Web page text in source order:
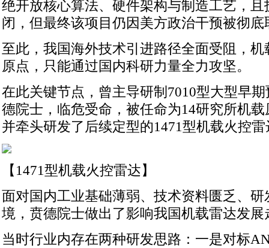
绝开放核心算法、硬件架构与制造工艺，
闭，但最终该项目仍因美方政治干预被彻底
至此，我国海外技术引进路径全面受阻，
原点，只能通过国内科研力量全力攻坚。
在此关键节点，曾主导研制7010型大型早
德院士，临危受命，被任命为14研究所机
并牵头研发了后续定型的1471型机载火控雷
【1471型机载火控雷达】
面对国内工业基础薄弱、技术资料匮乏、
境，贲德院士做出了影响我国机载雷达发
当时行业内存在两种研发思路：一是对标